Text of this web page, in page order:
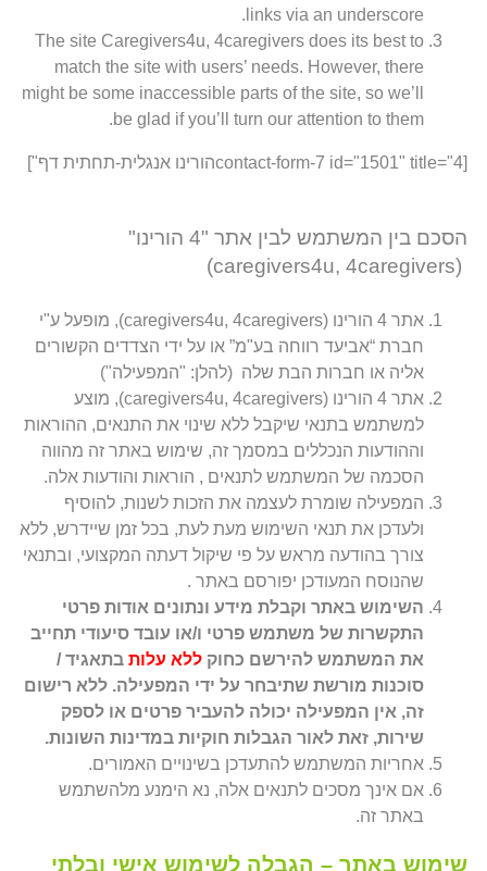
links via an underscore.
The site Caregivers4u, 4caregivers does its best to
match the site with users’ needs. However, there
might be some inaccessible parts of the site, so we’ll
be glad if you’ll turn our attention to them.
[contact-form-7 id="1501" title="4הורינו אנגלית-תחתית דף"]
הסכם בין המשתמש לבין אתר "4 הורינו"
(caregivers4u, 4caregivers)
אתר 4 הורינו (caregivers4u, 4caregivers), מופעל ע"י
חברת “אביעד רווחה בע"מ” או על ידי הצדדים הקשורים
אליה או חברות הבת שלה (להלן: "המפעילה")
אתר 4 הורינו (caregivers4u, 4caregivers), מוצע
למשתמש בתנאי שיקבל ללא שינוי את התנאים, ההוראות
וההודעות הנכללים במסמך זה, שימוש באתר זה מהווה
הסכמה של המשתמש לתנאים , הוראות והודעות אלה.
המפעילה שומרת לעצמה את הזכות לשנות, להוסיף
ולעדכן את תנאי השימוש מעת לעת, בכל זמן שיידרש, ללא
צורך בהודעה מראש על פי שיקול דעתה המקצועי, ובתנאי
שהנוסח המעודכן יפורסם באתר .
השימוש באתר וקבלת מידע ונתונים אודות פרטי
התקשרות של משתמש פרטי ו/או עובד סיעודי תחייב
את המשתמש להירשם כחוק ללא עלות בתאגיד /
סוכנות מורשת שתיבחר על ידי המפעילה. ללא רישום
זה, אין המפעילה יכולה להעביר פרטים או לספק
שירות, זאת לאור הגבלות חוקיות במדינות השונות.
אחריות המשתמש להתעדכן בשינויים האמורים.
אם אינך מסכים לתנאים אלה, נא הימנע מלהשתמש
באתר זה.
שימוש באתר – הגבלה לשימוש אישי ובלתי